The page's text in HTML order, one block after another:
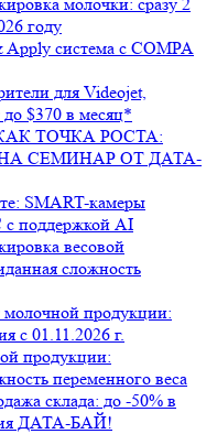
году
система с COMPA
для Videojet,
$370 в месяц*
ТОЧКА РОСТА:
СЕМИНАР ОТ ДАТА-
SMART-камеры
с поддержкой AI
весовой
сложность
продукции:
с 01.11.2026 г.
продукции:
переменного веса
склада: до -50% в
ДАТА-БАЙ!